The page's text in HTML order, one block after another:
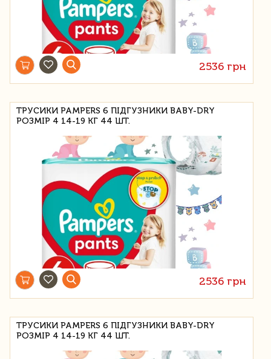
2536 грн
ТРУСИКИ PAMPERS 6 ПІДГУЗНИКИ BABY-DRY
РОЗМІР 4 14-19 КГ 44 ШТ.
2536 грн
ТРУСИКИ PAMPERS 6 ПІДГУЗНИКИ BABY-DRY
РОЗМІР 4 14-19 КГ 44 ШТ.